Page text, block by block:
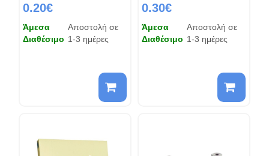
0.20€
Άμεσα
Διαθέσιμο
Αποστολή σε
1-3 ημέρες
0.30€
Άμεσα
Διαθέσιμο
Αποστολή σε
1-3 ημέρες